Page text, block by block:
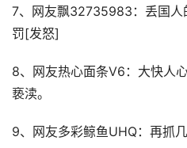
7、网友飘32735983：丢国人
罚[发怒]
8、网友热心面条V6：大快人
亵渎。
9、网友多彩鲸鱼UHQ：再抓